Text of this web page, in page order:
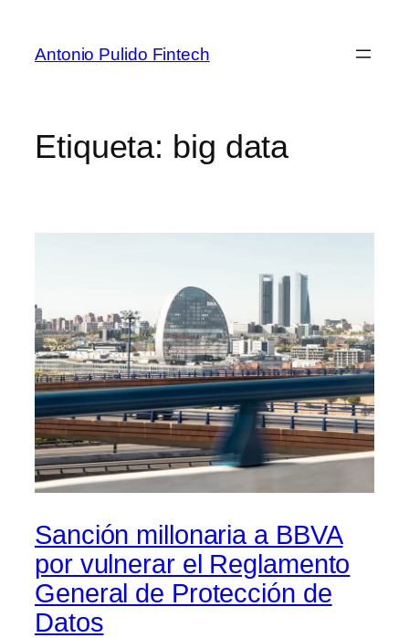
Antonio Pulido Fintech
Etiqueta: big data
Sanción millonaria a BBVA
por vulnerar el Reglamento
General de Protección de
Datos